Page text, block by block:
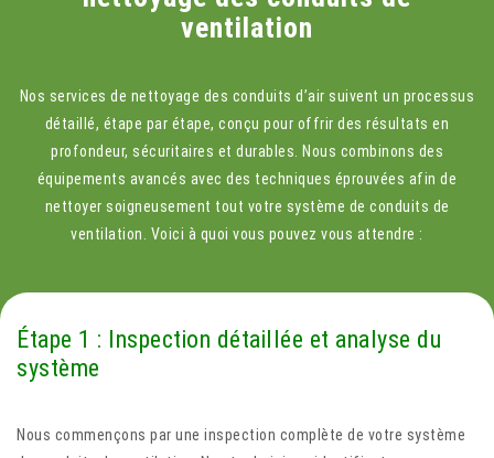
ventilation
Nos services de nettoyage des conduits d’air suivent un processus
détaillé, étape par étape, conçu pour offrir des résultats en
profondeur, sécuritaires et durables. Nous combinons des
équipements avancés avec des techniques éprouvées afin de
nettoyer soigneusement tout votre système de conduits de
ventilation. Voici à quoi vous pouvez vous attendre :
Étape 1 : Inspection détaillée et analyse du
système
Nous commençons par une inspection complète de votre système